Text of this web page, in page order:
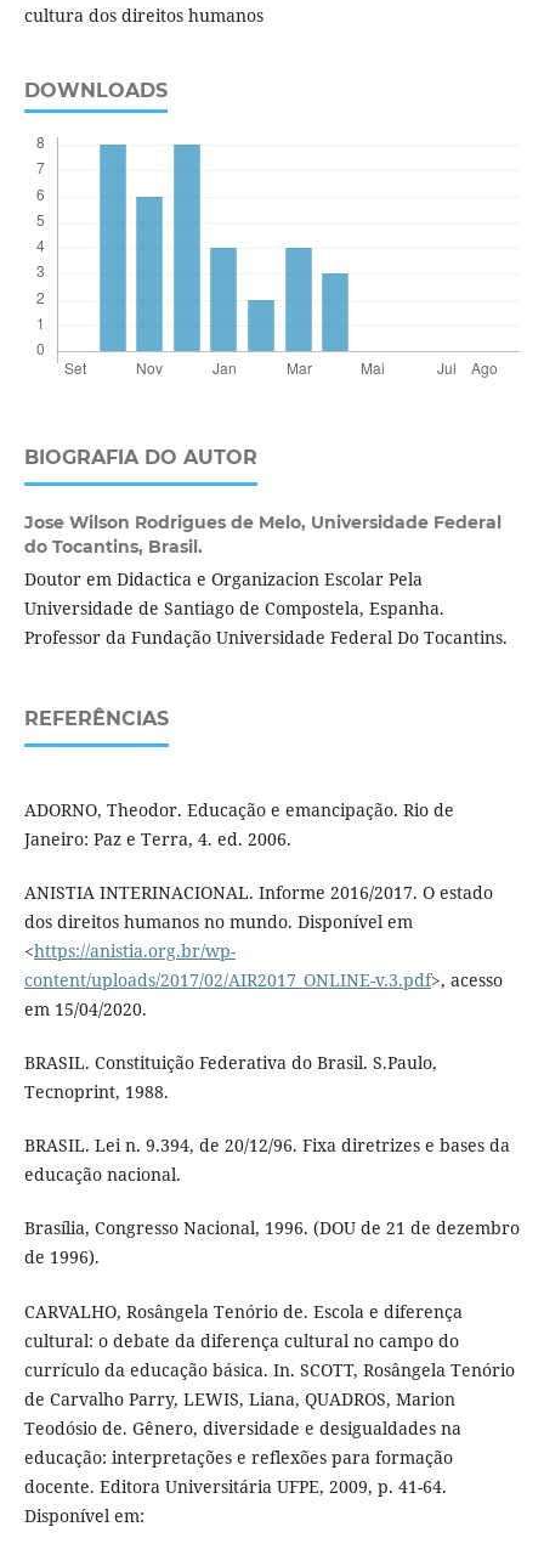
cultura dos direitos humanos
DOWNLOADS
BIOGRAFIA DO AUTOR
Jose Wilson Rodrigues de Melo, Universidade Federal
do Tocantins, Brasil.
Doutor em Didactica e Organizacion Escolar Pela
Universidade de Santiago de Compostela, Espanha.
Professor da Fundação Universidade Federal Do Tocantins.
REFERÊNCIAS
ADORNO, Theodor. Educação e emancipação. Rio de
Janeiro: Paz e Terra, 4. ed. 2006.
ANISTIA INTERINACIONAL. Informe 2016/2017. O estado
dos direitos humanos no mundo. Disponível em
<https://anistia.org.br/wp-
content/uploads/2017/02/AIR2017_ONLINE-v.3.pdf>, acesso
em 15/04/2020.
BRASIL. Constituição Federativa do Brasil. S.Paulo,
Tecnoprint, 1988.
BRASIL. Lei n. 9.394, de 20/12/96. Fixa diretrizes e bases da
educação nacional.
Brasília, Congresso Nacional, 1996. (DOU de 21 de dezembro
de 1996).
CARVALHO, Rosângela Tenório de. Escola e diferença
cultural: o debate da diferença cultural no campo do
currículo da educação básica. In. SCOTT, Rosângela Tenório
de Carvalho Parry, LEWIS, Liana, QUADROS, Marion
Teodósio de. Gênero, diversidade e desigualdades na
educação: interpretações e reflexões para formação
docente. Editora Universitária UFPE, 2009, p. 41-64.
Disponível em: